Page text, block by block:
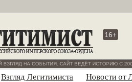
16+
ВЗГЛЯД НА СОБЫТИЯ. САЙТ ВЕДЁТ ИСТОРИЮ С
Взгляд Легитимиста Новости от